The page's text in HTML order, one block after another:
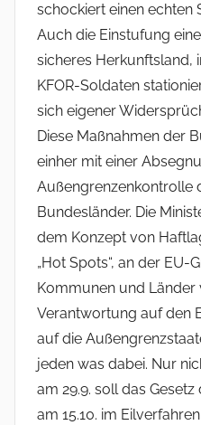
schockiert einen echten
Auch die Einstufung
sicheres Herkunftsland,
KFOR-Soldaten
sich eigener
Diese Maßnahmen der
einher mit einer
Außengrenzenkontrolle
Bundesländer. Die
dem Konzept von
„Hot Spots“, an der
Kommunen und Länder
Verantwortung auf den
auf die
jeden was dabei. Nur
am 29.9. soll das
am 15.10. im